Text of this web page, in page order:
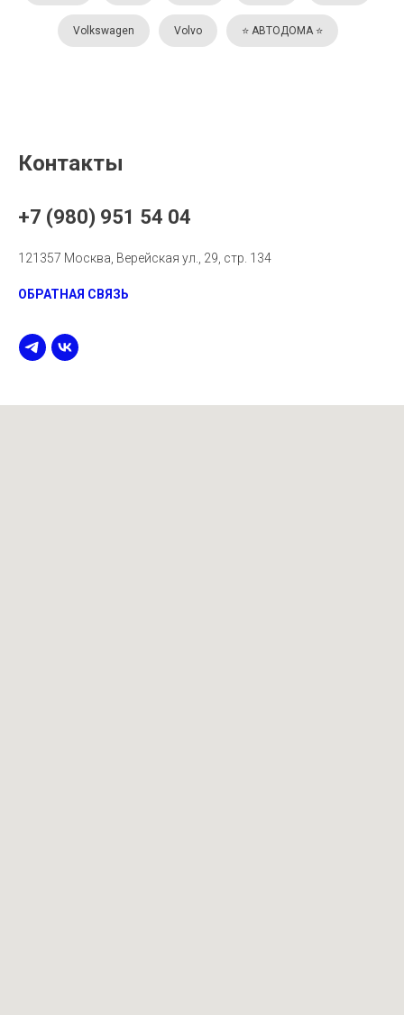
Volkswagen Volvo ⭐️ АВТОДОМА ⭐️
Контакты
+7 (980) 951 54 04
121357 Москва, Верейская ул., 29, стр. 134
ОБРАТНАЯ СВЯЗЬ